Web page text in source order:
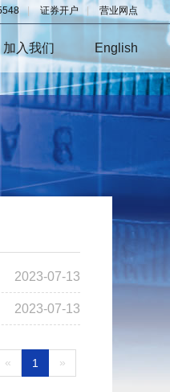
| 证券开户 营业网点
加入我们 English
2023-07-13
2023-07-13
« 1 »